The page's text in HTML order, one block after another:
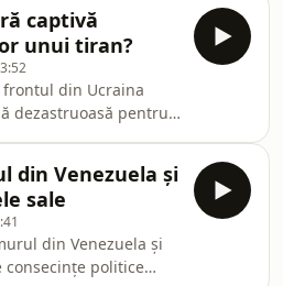
al platformei
captivă
unui tiran?
din Ucraina
dezastruoasă pentru
în timp ce criza
mărește tensiunile
Despre evoluțiile
ruso-ucrainean
aferente discutăm
din Venezuela și
sale
din Venezuela și
consecințe politice